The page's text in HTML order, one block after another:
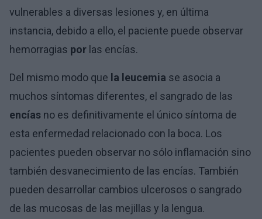
vulnerables a diversas lesiones y, en última
instancia, debido a ello, el paciente puede observar
hemorragias por las encías.
Del mismo modo que la leucemia se asocia a
muchos síntomas diferentes, el sangrado de las
encías no es definitivamente el único síntoma de
esta enfermedad relacionado con la boca. Los
pacientes pueden observar no sólo inflamación sino
también desvanecimiento de las encías. También
pueden desarrollar cambios ulcerosos o sangrado
de las mucosas de las mejillas y la lengua.